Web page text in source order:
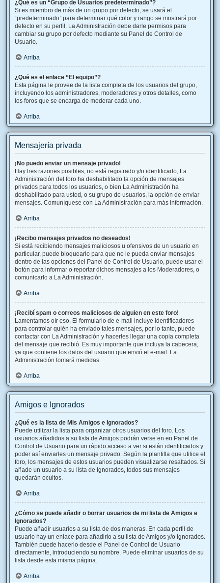
¿Qué es un “Grupo de Usuarios predeterminado”?
Si es miembro de más de un grupo por defecto, se usará el
“predeterminado” para determinar qué color y rango se mostrará por
defecto en su perfil. La Administración debe darle permisos para
cambiar su grupo por defecto mediante su Panel de Control de
Usuario.
Arriba
¿Qué es el enlace “El equipo”?
Esta página le provee de la lista completa de los usuarios del grupo,
incluyendo los administradores, moderadores y otros detalles, como
los foros que se encarga de moderar cada uno.
Arriba
Mensajería privada
¡No puedo enviar un mensaje privado!
Hay tres razones posibles; no está registrado y/o identificado, La
Administración del foro ha deshabilitado la opción de mensajes
privados para todos los usuarios, o bien La Administración ha
deshabilitado para usted, o su grupo de usuarios, la opción de enviar
mensajes. Comuníquese con La Administración para más información.
Arriba
¡Recibo mensajes privados no deseados!
Si está recibiendo mensajes maliciosos u ofensivos de un usuario en
particular, puede bloquearlo para que no le pueda enviar mensajes
dentro de las opciones del Panel de Control de Usuario, puede usar el
botón para informar o reportar dichos mensajes a los Moderadores, o
comunicarlo a La Administración.
Arriba
¡Recibí spam o correos maliciosos de alguien en este foro!
Lamentamos oír eso. El formulario de e-mail incluye identificadores
para controlar quién ha enviado tales mensajes, por lo tanto, puede
contactar con La Administración y hacerles llegar una copia completa
del mensaje que recibió. Es muy importante que incluya la cabecera,
ya que contiene los datos del usuario que envió el e-mail. La
Administración tomará medidas.
Arriba
Amigos e Ignorados
¿Qué es la lista de Mis Amigos e Ignorados?
Puede utilizar la lista para organizar otros usuarios del foro. Los
usuarios añadidos a su lista de Amigos podrán verse en en Panel de
Control de Usuario para un rápido acceso a ver si están identificados y
poder así enviarles un mensaje privado. Según la plantilla que utilice el
foro, los mensajes de estos usuarios pueden visualizarse resaltados. Si
añade un usuario a su lista de Ignorados, todos sus mensajes
quedarán ocultos.
Arriba
¿Cómo se puede añadir o borrar usuarios de mi lista de Amigos e
Ignorados?
Puede añadir usuarios a su lista de dos maneras. En cada perfil de
usuario hay un enlace para añadirlo a su lista de Amigos y/o Ignorados.
También puede hacerlo desde el Panel de Control de Usuario
directamente, introduciendo su nombre. Puede eliminar usuarios de su
lista desde esta misma página.
Arriba